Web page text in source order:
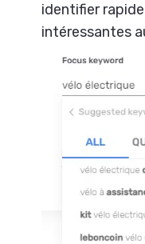
identifier
intéressantes